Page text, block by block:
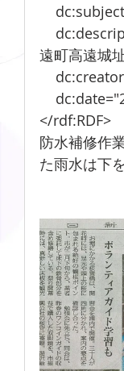
遠町高遠城
</rdf:RDF>
防水補修作
た雨水は下